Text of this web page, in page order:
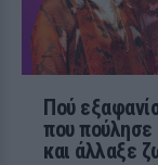
Πού
που πούλησε
και άλλαξε